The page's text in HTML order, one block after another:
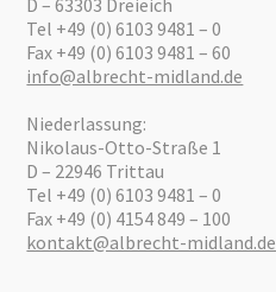
Tel +49 (0) 6103 9481 – 0
Fax +49 (0) 6103 9481 – 60
info@albrecht-midland.de
Niederlassung:
Nikolaus-Otto-Straße 1
D – 22946 Trittau
Tel +49 (0) 6103 9481 – 0
Fax +49 (0) 4154 849 – 100
kontakt@albrecht-midland.de